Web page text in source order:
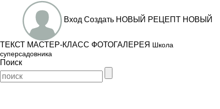
Вход Создать НОВЫЙ РЕЦЕПТ НОВЫЙ
ТЕКСТ МАСТЕР-КЛАСС ФОТОГАЛЕРЕЯ Школа
суперсадовника
Поиск